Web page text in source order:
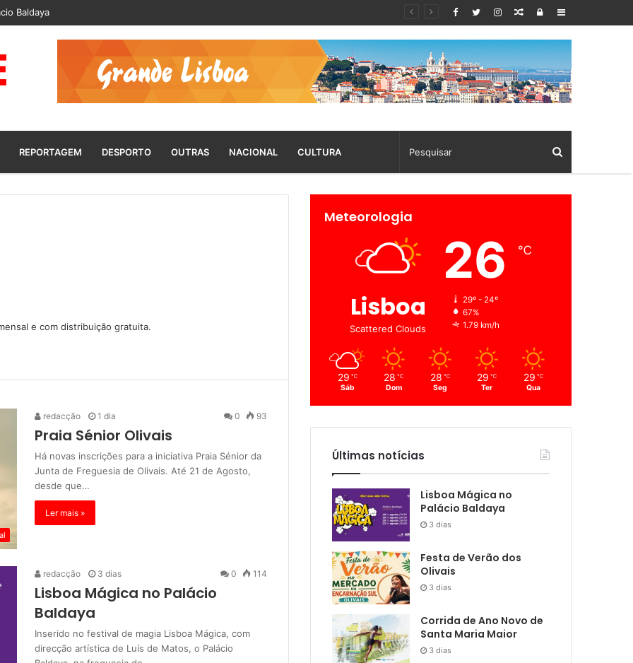
Baldaya Sidebar
Log
Random
REPORTAGEM DESPORTO OUTRAS NACIONAL CULTURA
e com distribuição gratuita.
redacção 1 dia 0 93
Praia Sénior Olivais
Há novas inscrições para a iniciativa Praia Sénior da
Junta de Freguesia de Olivais. Até 21 de Agosto,
desde que…
Ler mais »
redacção 3 dias 0 114
Lisboa Mágica no Palácio
Baldaya
Inserido no festival de magia Lisboa Mágica, com
direcção artística de Luís de Matos, o Palácio
Meteorologia
Lisboa
Scattered Clouds
26 ℃
29º - 24º
67%
1.79 km/h
29 ℃
Sáb
28 ℃
Dom
28 ℃
Seg
29 ℃
Ter
29 ℃
Qua
Últimas notícias
Lisboa Mágica no
Palácio Baldaya
3 dias
Festa de Verão dos
Olivais
3 dias
Corrida de Ano Novo de
Santa Maria Maior
3 dias